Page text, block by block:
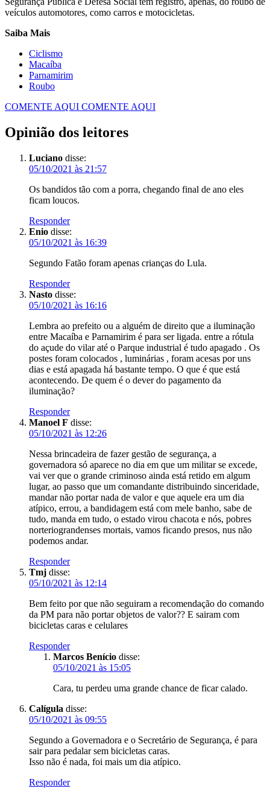
veículos automotores, como carros e motocicletas.
Saiba Mais
Ciclismo
Parnamirim
Roubo
COMENTE AQUI COMENTE AQUI
Opinião dos leitores
Luciano disse:
05/10/2021 às 21:57
Os bandidos tão com a porra, chegando final de ano eles
ficam loucos.
Responder
Enio disse:
05/10/2021 às 16:39
Segundo Fatão foram apenas crianças do Lula.
Responder
Nasto disse:
05/10/2021 às 16:16
Lembra ao prefeito ou a alguém de direito que a iluminação
entre Macaíba e Parnamirim é para ser ligada. entre a rótula
do açude do vilar até o Parque industrial é tudo apagado . Os
postes foram colocados , luminárias , foram acesas por uns
dias e está apagada há bastante tempo. O que é que está
acontecendo. De quem é o dever do pagamento da
iluminação?
Responder
Manoel F disse:
05/10/2021 às 12:26
Nessa brincadeira de fazer gestão de segurança, a
governadora só aparece no dia em que um militar se excede,
vai ver que o grande criminoso ainda está retido em algum
lugar, ao passo que um comandante distribuindo sinceridade,
mandar não portar nada de valor e que aquele era um dia
atípico, errou, a bandidagem está com mele banho, sabe de
tudo, manda em tudo, o estado virou chacota e nós, pobres
norteriograndenses mortais, vamos ficando presos, nus não
podemos andar.
Responder
Tmj disse:
05/10/2021 às 12:14
Bem feito por que não seguiram a recomendação do comando
da PM para não portar objetos de valor?? E sairam com
bicicletas caras e celulares
Responder
Marcos Benício disse:
05/10/2021 às 15:05
Cara, tu perdeu uma grande chance de ficar calado.
Calígula disse:
05/10/2021 às 09:55
Segundo a Governadora e o Secretário de Segurança, é para
sair para pedalar sem bicicletas caras.
Isso não é nada, foi mais um dia atípico.
Responder